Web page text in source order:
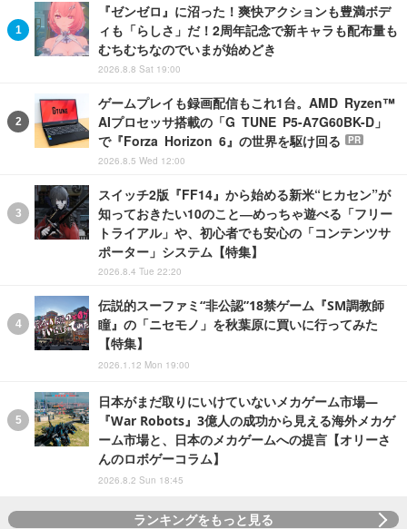
『ゼンゼロ』に沼った！爽快アクションも豊満ボデ
ィも「らしさ」だ！2周年記念で新キャラも配布量も
むちむちなのでいまが始めどき
2026.8.8 Sat 19:00
ゲームプレイも録画配信もこれ1台。AMD Ryzen™
AIプロセッサ搭載の「G TUNE P5-A7G60BK-D」
で『Forza Horizon 6』の世界を駆け回る
PR
2026.8.5 Wed 12:00
スイッチ2版『FF14』から始める新米“ヒカセン”が
知っておきたい10のこと―めっちゃ遊べる「フリー
トライアル」や、初心者でも安心の「コンテンツサ
ポーター」システム【特集】
2026.8.4 Tue 22:20
伝説的スーファミ“非公認”18禁ゲーム『SM調教師
瞳』の「ニセモノ」を秋葉原に買いに行ってみた
【特集】
2026.1.12 Mon 19:00
日本がまだ取りにいけていないメカゲーム市場―
『War Robots』3億人の成功から見える海外メカゲ
ーム市場と、日本のメカゲームへの提言【オリーさ
んのロボゲーコラム】
2026.8.2 Sun 18:45
ランキングをもっと見る